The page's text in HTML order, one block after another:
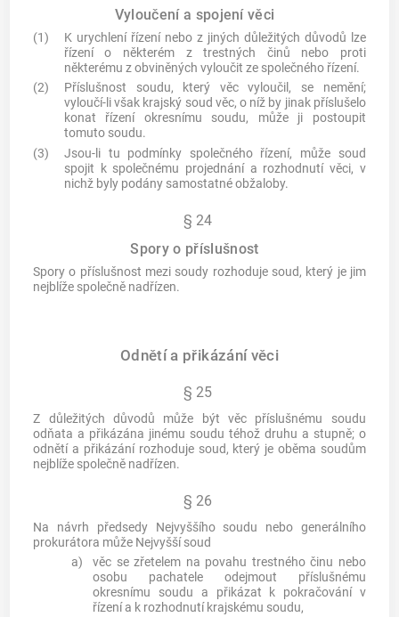
Vyloučení a spojení věci
(1)
K urychlení řízení nebo z jiných důležitých důvodů lze
řízení o některém ztrestných činů nebo proti
některému z obviněných vyloučit ze společného řízení.
(2)
Příslušnost soudu, který věc vyloučil, se nemění;
vyloučí-li však krajský soud věc, o níž by jinak příslušelo
konat řízení okresnímu soudu, může ji postoupit
tomuto soudu.
(3)
Jsou-li tu podmínky společného řízení, může soud
spojit k společnému projednání a rozhodnutí věci, v
nichž byly podány samostatné obžaloby.
§ 24
Spory o příslušnost
Spory o příslušnost mezi soudy rozhoduje soud, který je jim
nejblíže společně nadřízen.
Odnětí a přikázání věci
§ 25
Z důležitých důvodů může být věc příslušnému soudu
odňata a přikázána jinému soudu téhož druhu a stupně; o
odnětí a přikázání rozhoduje soud, který je oběma soudům
nejblíže společně nadřízen.
§ 26
Na návrh předsedy Nejvyššího soudu nebo generálního
prokurátora může Nejvyšší soud
a)
věc se zřetelem na povahu trestného činu nebo
osobu pachatele odejmout příslušnému
okresnímu soudu a přikázat k pokračování v
řízení a k rozhodnutí krajskému soudu,